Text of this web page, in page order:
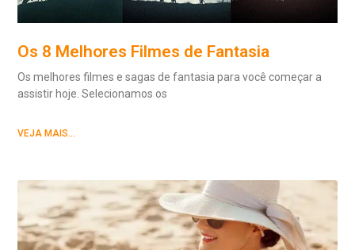
Os 8 Melhores Filmes de Fantasia
Os melhores filmes e sagas de fantasia para você começar a
assistir hoje. Selecionamos os
VEJA MAIS...